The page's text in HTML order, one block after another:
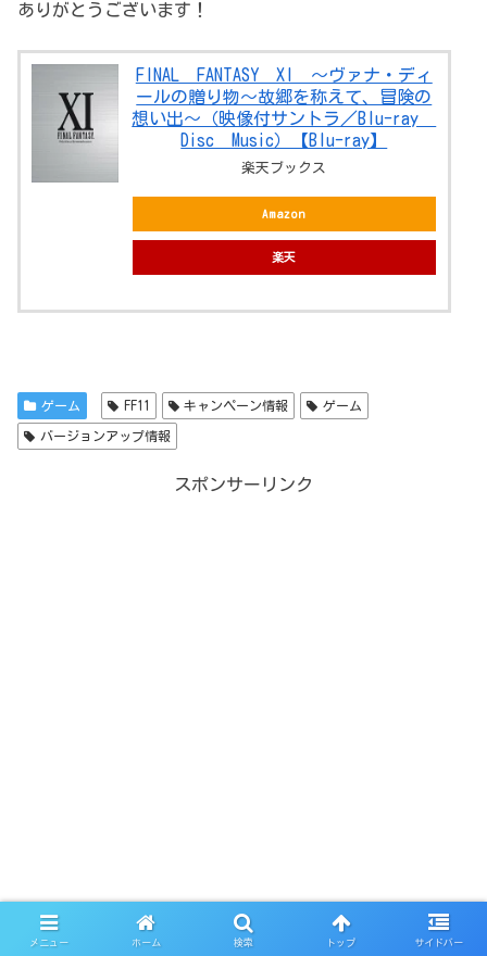
ありがとうございます！
FINAL FANTASY XI ～ヴァナ・ディ
ールの贈り物～故郷を称えて、冒険の
想い出～（映像付サントラ／Blu-ray
Disc Music）【Blu-ray】
楽天ブックス
Amazon
楽天
ゲーム FF11 キャンペーン情報 ゲーム
バージョンアップ情報
スポンサーリンク
メニュー ホーム 検索 トップ サイドバー